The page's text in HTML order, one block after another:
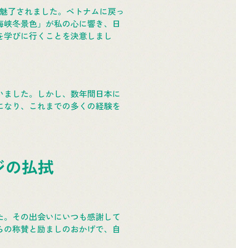
了されました。ベトナムに戻っ
冬景色」が私の心に響き、日
びに行くことを決意しまし
した。しかし、数年間日本に
り、これまでの多くの経験を
の払拭
その出会いにいつも感謝して
称賛と励ましのおかげで、自